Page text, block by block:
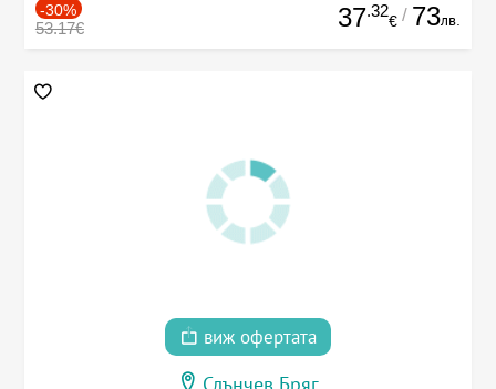
-30%
53.17€ 37.32
€ / 73лв.
виж офертата